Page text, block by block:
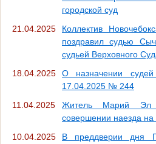
городской суд
21.04.2025
Коллектив
поздравил судью
судьей Верховного
18.04.2025
О назначении
17.04.2025 № 244
11.04.2025
Житель Марий Эл
совершении наезда
10.04.2025
В преддверии дня